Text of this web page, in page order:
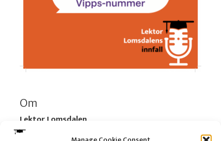
Om
Lektor Lomsdalen
Organisasjonsnummer:
920 712 312 MVA